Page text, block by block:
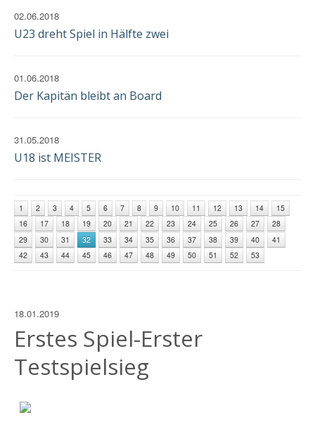
02.06.2018
U23 dreht Spiel in Hälfte zwei
01.06.2018
Der Kapitän bleibt an Board
31.05.2018
U18 ist MEISTER
1 2 3 4 5 6 7 8 9 10 11 12 13 14
15
16
17 18 19 20 21 22 23 24 25 26 27
28
29
30 31 32 33 34 35 36 37 38 39 40
41
42
43 44 45 46 47 48 49 50 51 52 53
18.01.2019
Erstes Spiel-Erster
Testspielsieg